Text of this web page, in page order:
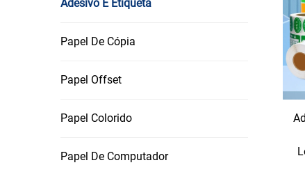
Vantagens Principais de Escolher Produtos
Versatilidade Inigualável para Todas as
quase todos os casos de uso que você possa
embalagem: etiquetas brilhantes em poliéster
(alinham-se a valores sustentáveis) ou
adesivos removíveis que não danificam
atendidas: etiquetas resistentes ao calor para
insígnias veiculares, ou etiquetas à prova de
independentemente da finalidade, a
que não atendem às suas necessidades
Adesivo E Etiqueta
Papel De Cópia
Papel Offset
Papel Colorido
Papel De Computador